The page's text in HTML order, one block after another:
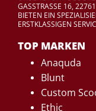
GASSTRASSE 16,
BIETEN EIN
ERSTKLASSIGEN
TOP MARKEN
Anaquda
Blunt
Custom
Ethic